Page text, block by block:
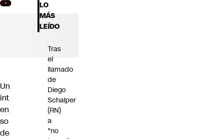
Un
int
en
so
de
LO
MÁS
LEÍDO
Tras
el
llamado
de
Diego
Schalper
(RN)
a
"no